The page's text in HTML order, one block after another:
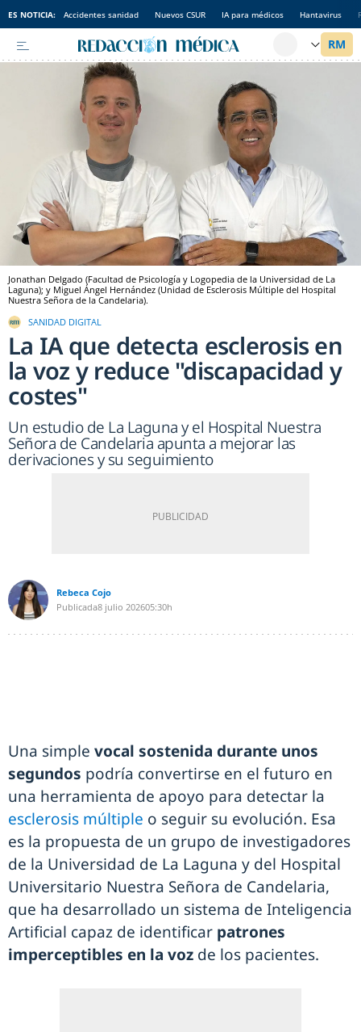
ES NOTICIA: Accidentes sanidad Nuevos CSUR IA para médicos Hantavirus
Jonathan Delgado (Facultad de Psicología y Logopedia de la Universidad de La
Laguna); y Miguel Ángel Hernández (Unidad de Esclerosis Múltiple del Hospital
Nuestra Señora de la Candelaria).
SANIDAD DIGITAL
La IA que detecta esclerosis en
la voz y reduce "discapacidad y
costes"
Un estudio de La Laguna y el Hospital Nuestra
Señora de Candelaria apunta a mejorar las
derivaciones y su seguimiento
Rebeca Cojo
Publicada8 julio 202605:30h
Una simple vocal sostenida durante unos
segundos podría convertirse en el futuro en
una herramienta de apoyo para detectar la
esclerosis múltiple o seguir su evolución. Esa
es la propuesta de un grupo de investigadores
de la Universidad de La Laguna y del Hospital
Universitario Nuestra Señora de Candelaria,
que ha desarrollado un sistema de Inteligencia
Artificial capaz de identificar patrones
imperceptibles en la voz de los pacientes.